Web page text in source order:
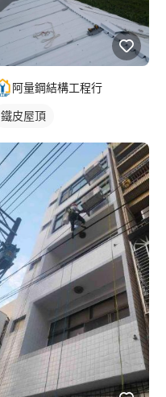
阿量鋼結構工程行
鐵皮屋頂